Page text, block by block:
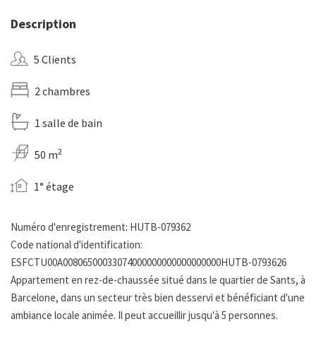
Description
5 Clients
2 chambres
1 salle de bain
50 m2
1° étage
Numéro d'enregistrement: HUTB-079362
Code national d'identification:
ESFCTU00A00806500033074000000000000000000HUTB-0793626
Appartement en rez-de-chaussée situé dans le quartier de Sants, à
Barcelone, dans un secteur très bien desservi et bénéficiant d'une
ambiance locale animée. Il peut accueillir jusqu'à 5 personnes.